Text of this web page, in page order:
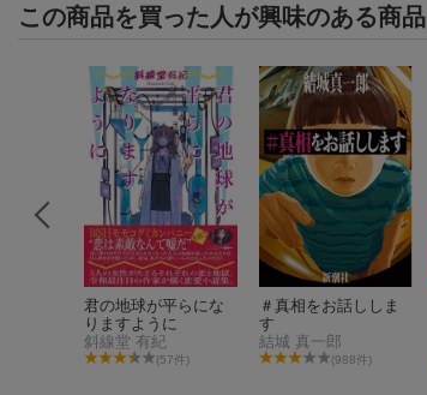
この商品を買った人が興味のある商品
君の地球が平らにな
りますように
斜線堂 有紀
(57件)
＃真相をお話ししま
す
結城 真一郎
(988件)